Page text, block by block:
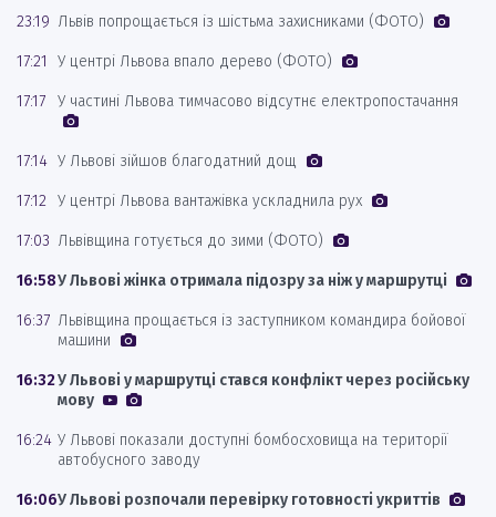
23:19 Львів попрощається із шістьма захисниками (ФОТО)
17:21 У центрі Львова впало дерево (ФОТО)
17:17 У частині Львова тимчасово відсутнє електропостачання
17:14 У Львові зійшов благодатний дощ
17:12 У центрі Львова вантажівка ускладнила рух
17:03 Львівщина готується до зими (ФОТО)
16:58У Львові жінка отримала підозру за ніж у маршрутці
16:37 Львівщина прощається із заступником командира бойової
машини
16:32У Львові у маршрутці стався конфлікт через російську
мову
16:24 У Львові показали доступні бомбосховища на території
автобусного заводу
16:06У Львові розпочали перевірку готовності укриттів